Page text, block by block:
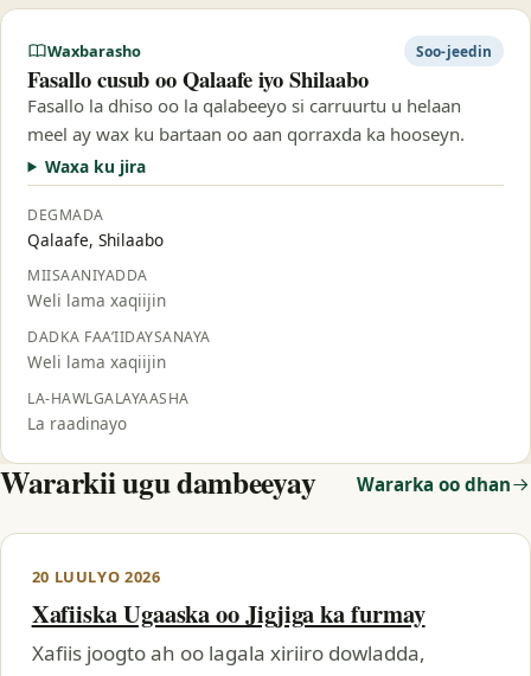
Waxbarasho Soo-jeedin
Fasallo cusub oo Qalaafe iyo Shilaabo
Fasallo la dhiso oo la qalabeeyo si carruurtu u helaan
meel ay wax ku bartaan oo aan qorraxda ka hooseyn.
Waxa ku jira
DEGMADA
Qalaafe, Shilaabo
MIISAANIYADDA
Weli lama xaqiijin
DADKA FAA’IIDAYSANAYA
Weli lama xaqiijin
LA-HAWLGALAYAASHA
La raadinayo
Wararkii ugu dambeeyay Wararka oo dhan
20 LUULYO 2026
Xafiiska Ugaaska oo Jigjiga ka furmay
Xafiis joogto ah oo lagala xiriiro dowladda,